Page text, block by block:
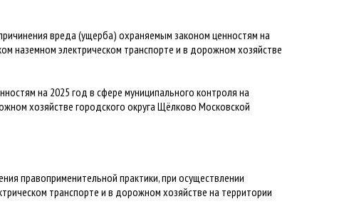
вреда (ущерба) охраняемым законом ценностям на
наземном электрическом транспорте и в дорожном хозяйстве
на 2025 год в сфере муниципального контроля на
хозяйстве городского округа Щёлково Московской
правоприменительной практики, при осуществлении
транспорте и в дорожном хозяйстве на территории